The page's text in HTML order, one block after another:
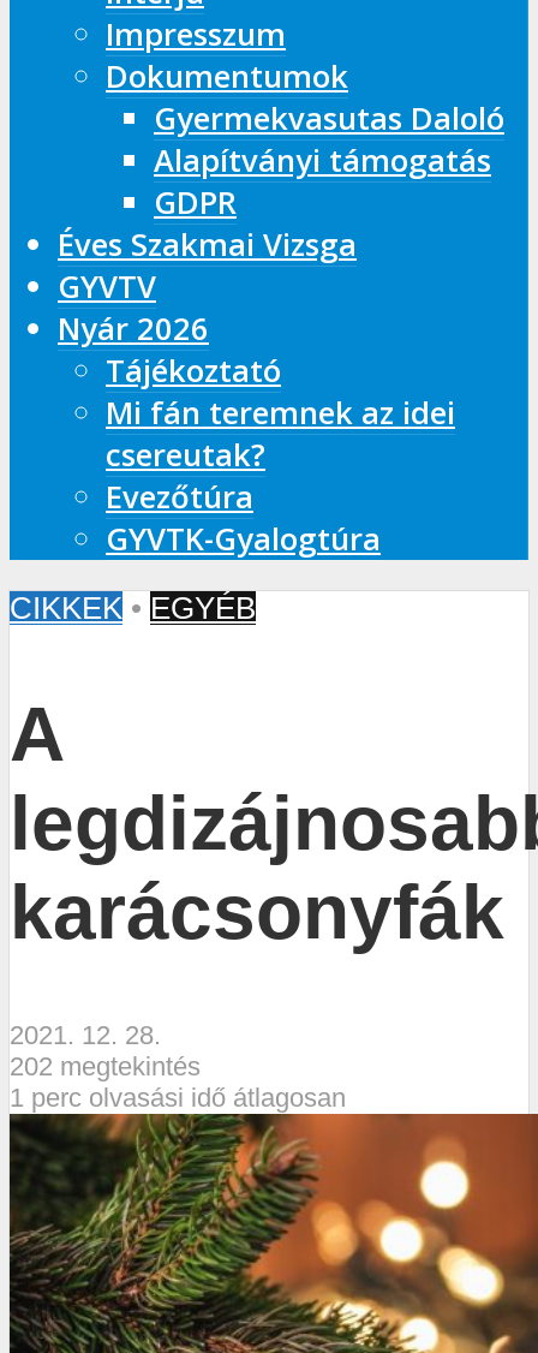
Impresszum
Dokumentumok
Gyermekvasutas Daloló
Alapítványi támogatás
GDPR
Éves Szakmai Vizsga
GYVTV
Nyár 2026
Tájékoztató
Mi fán teremnek az idei
csereutak?
Evezőtúra
GYVTK-Gyalogtúra
CIKKEK • EGYÉB
A
karácsonyfák
2021. 12. 28.
202 megtekintés
1 perc olvasási idő átlagosan